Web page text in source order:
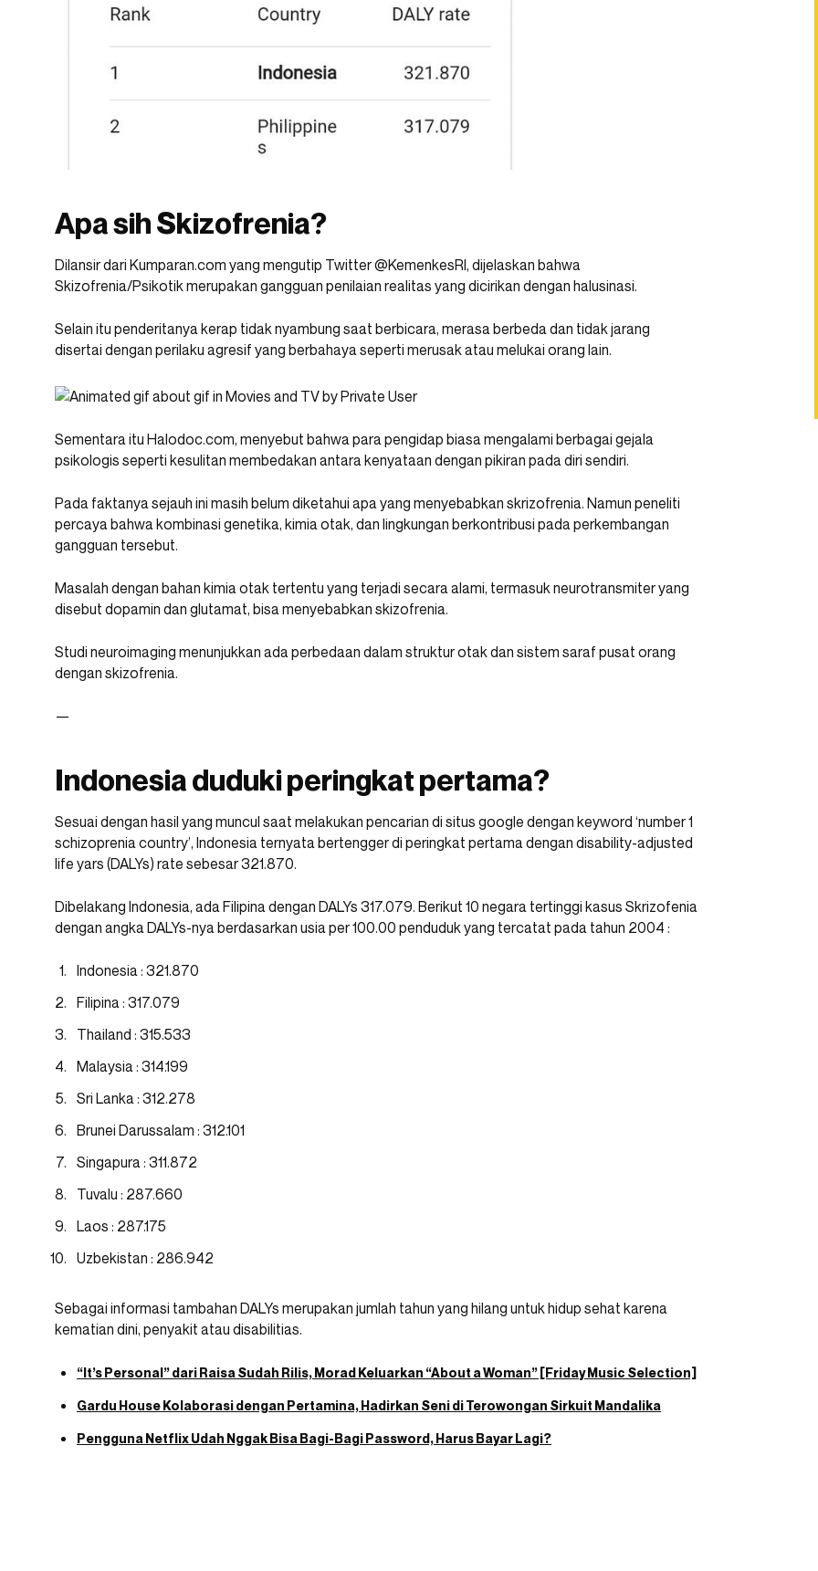
Apa sih Skizofrenia?
Dilansir dari Kumparan.com yang mengutip Twitter @KemenkesRI, dijelaskan bahwa
Skizofrenia/Psikotik merupakan gangguan penilaian realitas yang dicirikan dengan halusinasi.
Selain itu penderitanya kerap tidak nyambung saat berbicara, merasa berbeda dan tidak jarang
disertai dengan perilaku agresif yang berbahaya seperti merusak atau melukai orang lain.
Sementara itu Halodoc.com, menyebut bahwa para pengidap biasa mengalami berbagai gejala
psikologis seperti kesulitan membedakan antara kenyataan dengan pikiran pada diri sendiri.
Pada faktanya sejauh ini masih belum diketahui apa yang menyebabkan skrizofrenia. Namun peneliti
percaya bahwa kombinasi genetika, kimia otak, dan lingkungan berkontribusi pada perkembangan
gangguan tersebut.
Masalah dengan bahan kimia otak tertentu yang terjadi secara alami, termasuk neurotransmiter yang
disebut dopamin dan glutamat, bisa menyebabkan skizofrenia.
Studi neuroimaging menunjukkan ada perbedaan dalam struktur otak dan sistem saraf pusat orang
dengan skizofrenia.
—
Indonesia duduki peringkat pertama?
Sesuai dengan hasil yang muncul saat melakukan pencarian di situs google dengan keyword ‘number 1
schizoprenia country’, Indonesia ternyata bertengger di peringkat pertama dengan disability-adjusted
life yars (DALYs) rate sebesar 321.870.
Dibelakang Indonesia, ada Filipina dengan DALYs 317.079. Berikut 10 negara tertinggi kasus Skrizofenia
dengan angka DALYs-nya berdasarkan usia per 100.00 penduduk yang tercatat pada tahun 2004 :
Indonesia : 321.870
Filipina : 317.079
Thailand : 315.533
Malaysia : 314.199
Sri Lanka : 312.278
Brunei Darussalam : 312.101
Singapura : 311.872
Tuvalu : 287.660
Laos : 287.175
Uzbekistan : 286.942
Sebagai informasi tambahan DALYs merupakan jumlah tahun yang hilang untuk hidup sehat karena
kematian dini, penyakit atau disabilitias.
“It’s Personal” dari Raisa Sudah Rilis, Morad Keluarkan “About a Woman” [Friday Music Selection]
Gardu House Kolaborasi dengan Pertamina, Hadirkan Seni di Terowongan Sirkuit Mandalika
Pengguna Netflix Udah Nggak Bisa Bagi-Bagi Password, Harus Bayar Lagi?